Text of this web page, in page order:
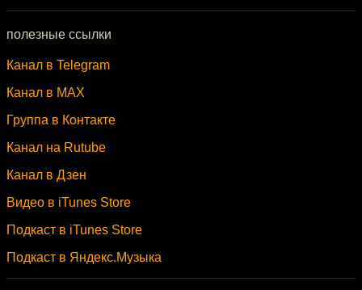
полезные ссылки
Канал в Telegram
Канал в MAX
Группа в Контакте
Канал на Rutube
Канал в Дзен
Видео в iTunes Store
Подкаст в iTunes Store
Подкаст в Яндекс.Музыка